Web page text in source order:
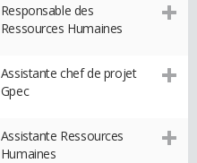
Responsable des
Ressources Humaines
Assistante chef de projet
Gpec
Assistante Ressources
Humaines